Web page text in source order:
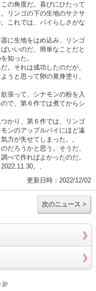
の角度だ。喜びにひたって
リンゴの下の生地のサクサ
これでは、パイらしさがな
に生地をはめ込み、リンゴ
いいのだ、簡単なことだと
知った。
。それは成功したのだが、
うと思って卵の黄身塗り、
張って、シナモンの粉を入
で、第６作では煮てからシ
かり、第６作では、リンゴ
ンのアップルパイにほど遠
力が失せてしまった。。
だろうかと思う。そうだ、
べて作ればよかったのだ。
。、
更新日時：2022/12/02
次のニュース >